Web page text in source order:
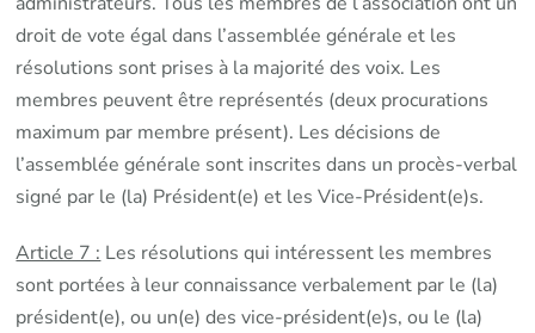
droit de vote égal dans l’assemblée générale et les
résolutions sont prises à la majorité des voix. Les
membres peuvent être représentés (deux procurations
maximum par membre présent). Les décisions de
l’assemblée générale sont inscrites dans un procès-verbal
signé par le (la) Président(e) et les Vice-Président(e)s.
Article 7 : Les résolutions qui intéressent les membres
sont portées à leur connaissance verbalement par le (la)
président(e), ou un(e) des vice-président(e)s, ou le (la)